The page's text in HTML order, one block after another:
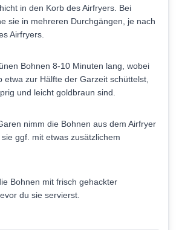
in den Korb des Airfryers. Bei
sie in mehreren Durchgängen, je nach
Airfryers.
Bohnen 8-10 Minuten lang, wobei
etwa zur Hälfte der Garzeit schüttelst,
und leicht goldbraun sind.
nimm die Bohnen aus dem Airfryer
ggf. mit etwas zusätzlichem
Bohnen mit frisch gehackter
du sie servierst.